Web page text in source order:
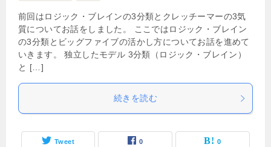
前回はロジック・ブレインの3分類とクレッチーマーの3気
質についてお話をしました。 ここではロジック・ブレイン
の3分類とビッグファイブの活かし方についてお話を進めて
いきます。 独立したモデル 3分類（ロジック・ブレイン）
と […]
続きを読む
Tweet 0 0